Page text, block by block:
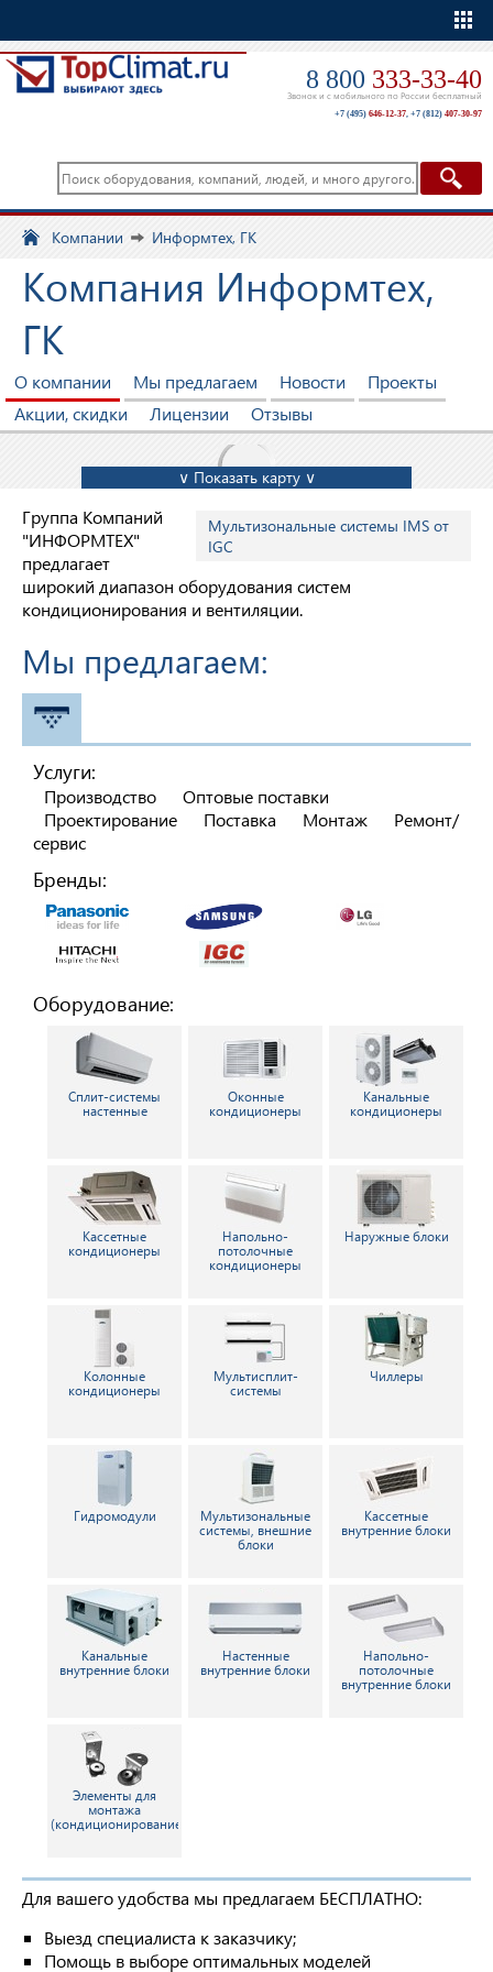
8 800 333-33-40
Звонок и с мобильного по России бесплатный
+7 (495) 646-12-37, +7 (812) 407-30-97
Компании Информтех, ГК
Компания Информтех,
ГК
О компании Мы предлагаем Новости
Проекты
Акции, скидки
Лицензии Отзывы
∨ Показать карту ∨
Мультизональные системы IMS от
IGC
Группа Компаний
"ИНФОРМТЕХ"
предлагает
широкий диапазон оборудования систем
кондиционирования и вентиляции.
Мы предлагаем:
Услуги:
Производство
Оптовые поставки
Проектирование
Поставка Монтаж
Ремонт/
сервис
Бренды:
Оборудование:
Сплит-системы
настенные
Оконные
кондиционеры
Канальные
кондиционеры
Кассетные
кондиционеры
Напольно-
потолочные
кондиционеры
Наружные блоки
Колонные
кондиционеры
Мультисплит-
системы
Чиллеры
Гидромодули
Мультизональные
системы, внешние
блоки
Кассетные
внутренние блоки
Канальные
внутренние блоки
Настенные
внутренние блоки
Напольно-
потолочные
внутренние блоки
Элементы для
монтажа
(кондиционирование)
Для вашего удобства мы предлагаем БЕСПЛАТНО:
Выезд специалиста к заказчику;
Помощь в выборе оптимальных моделей